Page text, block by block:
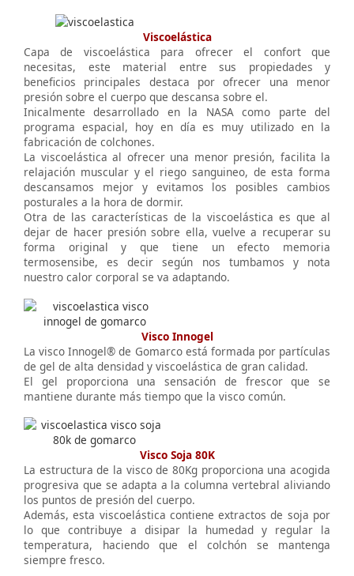
Viscoelástica
Capa de viscoelástica para ofrecer el confort que
necesitas, este material entre sus propiedades y
beneficios principales destaca por ofrecer una menor
presión sobre el cuerpo que descansa sobre el.
Inicalmente desarrollado en la NASA como parte del
programa espacial, hoy en día es muy utilizado en la
fabricación de colchones.
La viscoelástica al ofrecer una menor presión, facilita la
relajación muscular y el riego sanguineo, de esta forma
descansamos mejor y evitamos los posibles cambios
posturales a la hora de dormir.
Otra de las características de la viscoelástica es que al
dejar de hacer presión sobre ella, vuelve a recuperar su
forma original y que tiene un efecto memoria
termosensibe, es decir según nos tumbamos y nota
nuestro calor corporal se va adaptando.
Visco Innogel
La visco Innogel® de Gomarco está formada por partículas
de gel de alta densidad y viscoelástica de gran calidad.
El gel proporciona una sensación de frescor que se
mantiene durante más tiempo que la visco común.
Visco Soja 80K
La estructura de la visco de 80Kg proporciona una acogida
progresiva que se adapta a la columna vertebral aliviando
los puntos de presión del cuerpo.
Además, esta viscoelástica contiene extractos de soja por
lo que contribuye a disipar la humedad y regular la
temperatura, haciendo que el colchón se mantenga
siempre fresco.